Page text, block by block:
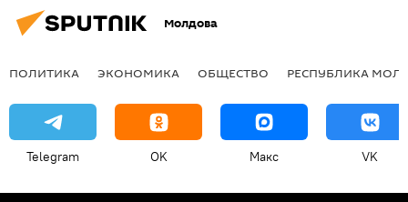
Молдова
ПОЛИТИКА ЭКОНОМИКА ОБЩЕСТВО РЕСПУБЛИКА
Telegram OK Макс VK